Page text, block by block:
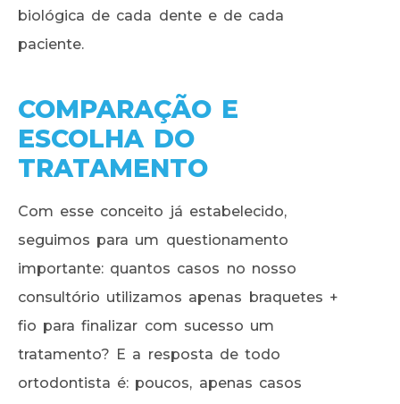
biológica de cada dente e de cada
paciente.
COMPARAÇÃO E
ESCOLHA DO
TRATAMENTO
Com esse conceito já estabelecido,
seguimos para um questionamento
importante: quantos casos no nosso
consultório utilizamos apenas braquetes +
fio para finalizar com sucesso um
tratamento? E a resposta de todo
ortodontista é: poucos, apenas casos